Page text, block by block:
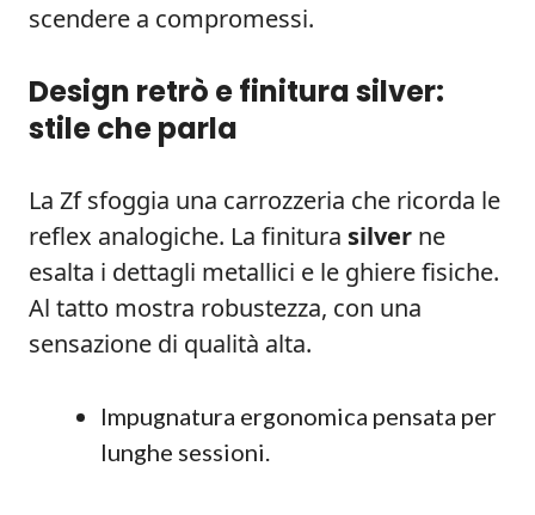
scendere a compromessi.
Design retrò e finitura silver:
stile che parla
La Zf sfoggia una carrozzeria che ricorda le
reflex analogiche. La finitura silver ne
esalta i dettagli metallici e le ghiere fisiche.
Al tatto mostra robustezza, con una
sensazione di qualità alta.
Impugnatura ergonomica pensata per
lunghe sessioni.